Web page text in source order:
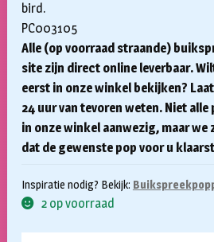
bird.
PC003105
Alle (op voorraad straande)
site zijn direct online leverbaar.
eerst in onze winkel bekijken?
24 uur van tevoren weten. Niet
in onze winkel aanwezig, maar we
dat de gewenste pop voor u
Inspiratie nodig? Bekijk:
2 op voorraad